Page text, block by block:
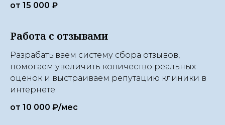
от 15 000 ₽
Работа с отзывами
Разрабатываем систему сбора отзывов,
помогаем увеличить количество реальных
оценок и выстраиваем репутацию клиники в
интернете.
от 10 000 ₽/мес